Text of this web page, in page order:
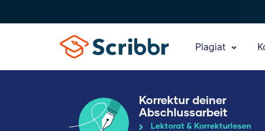
Plagiat
Korrektur deiner
Abschlussarbeit
Lektorat & Korrekturlesen